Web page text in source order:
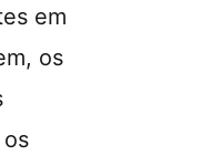
em
os